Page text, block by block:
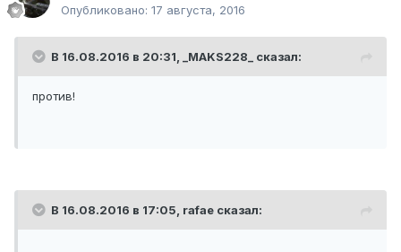
Опубликовано: 17 августа, 2016
В 16.08.2016 в 20:31, _MAKS228_ сказал:
против!
В 16.08.2016 в 17:05, rafae сказал: